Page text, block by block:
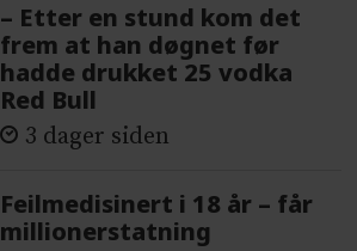
– Etter en stund kom det
frem at han døgnet før
hadde drukket 25 vodka
Red Bull
3 dager siden
Feilmedisinert i 18 år – får
millionerstatning